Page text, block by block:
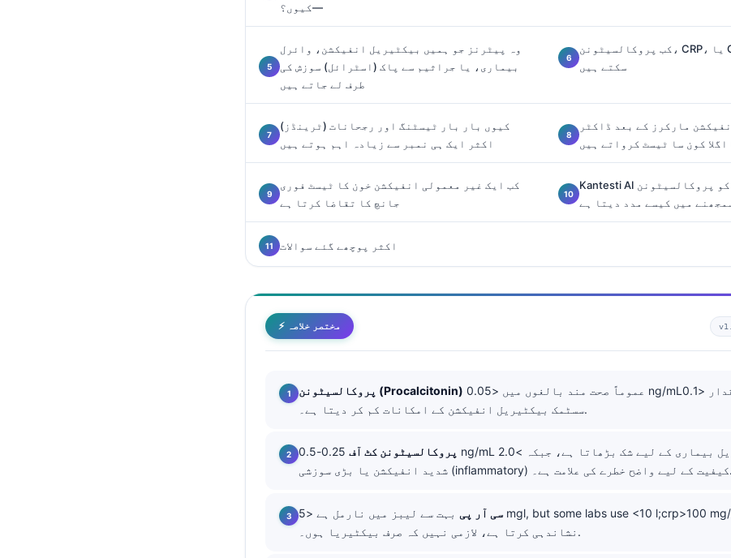
—کیوں؟
وہ پیٹرنز جو ہمیں بیکٹیریل انفیکشن، وائرل
بیماری، یا جراثیم سے پاک (اسٹرائل) سوزش کی
طرف لے جاتے ہیں
کب پروکالسیٹونن، CRP، یا CBC غلط اشارہ دے
سکتے ہیں
کیوں بار بار ٹیسٹنگ اور رجحانات (ٹرینڈز)
اکثر ایک ہی نمبر سے زیادہ اہم ہوتے ہیں
مارکرز کے بعد ڈاکٹر
اگلا کون سا ٹیسٹ کرواتے ہیں
کب ایک غیر معمولی انفیکشن خون کا ٹیسٹ فوری
جانچ کا تقاضا کرتا ہے
Kantesti AI آپ کو پروکالسیٹونن، CRP، اور CBC
میں کیسے مدد دیتا ہے
اکثر پوچھے گئے سوالات
⚡ مختصر خلاصہ
پروکالسیٹونن (Procalcitonin)
سسٹمک بیکٹیریل انفیکشن کے امکانات کم کر دیتا ہے۔.
پروکالسیٹونن کٹ آف
0.25-0.5 ng/mL بیکٹیریل بیماری کے لیے شک بڑھاتا ہے، جبکہ >2.0 ng/mL
شدید انفیکشن یا بڑی سوزشی (inflammatory) کیفیت کے لیے واضح خطرے کی علامت ہے۔.
سی آر پی
بہت سے لیبز میں نارمل ہے <5 mgl, but some labs use <10 l;crp>100 mg/L بڑی سوزش کی
نشاندہی کرتا ہے، لازمی نہیں کہ صرف بیکٹیریا ہوں۔.